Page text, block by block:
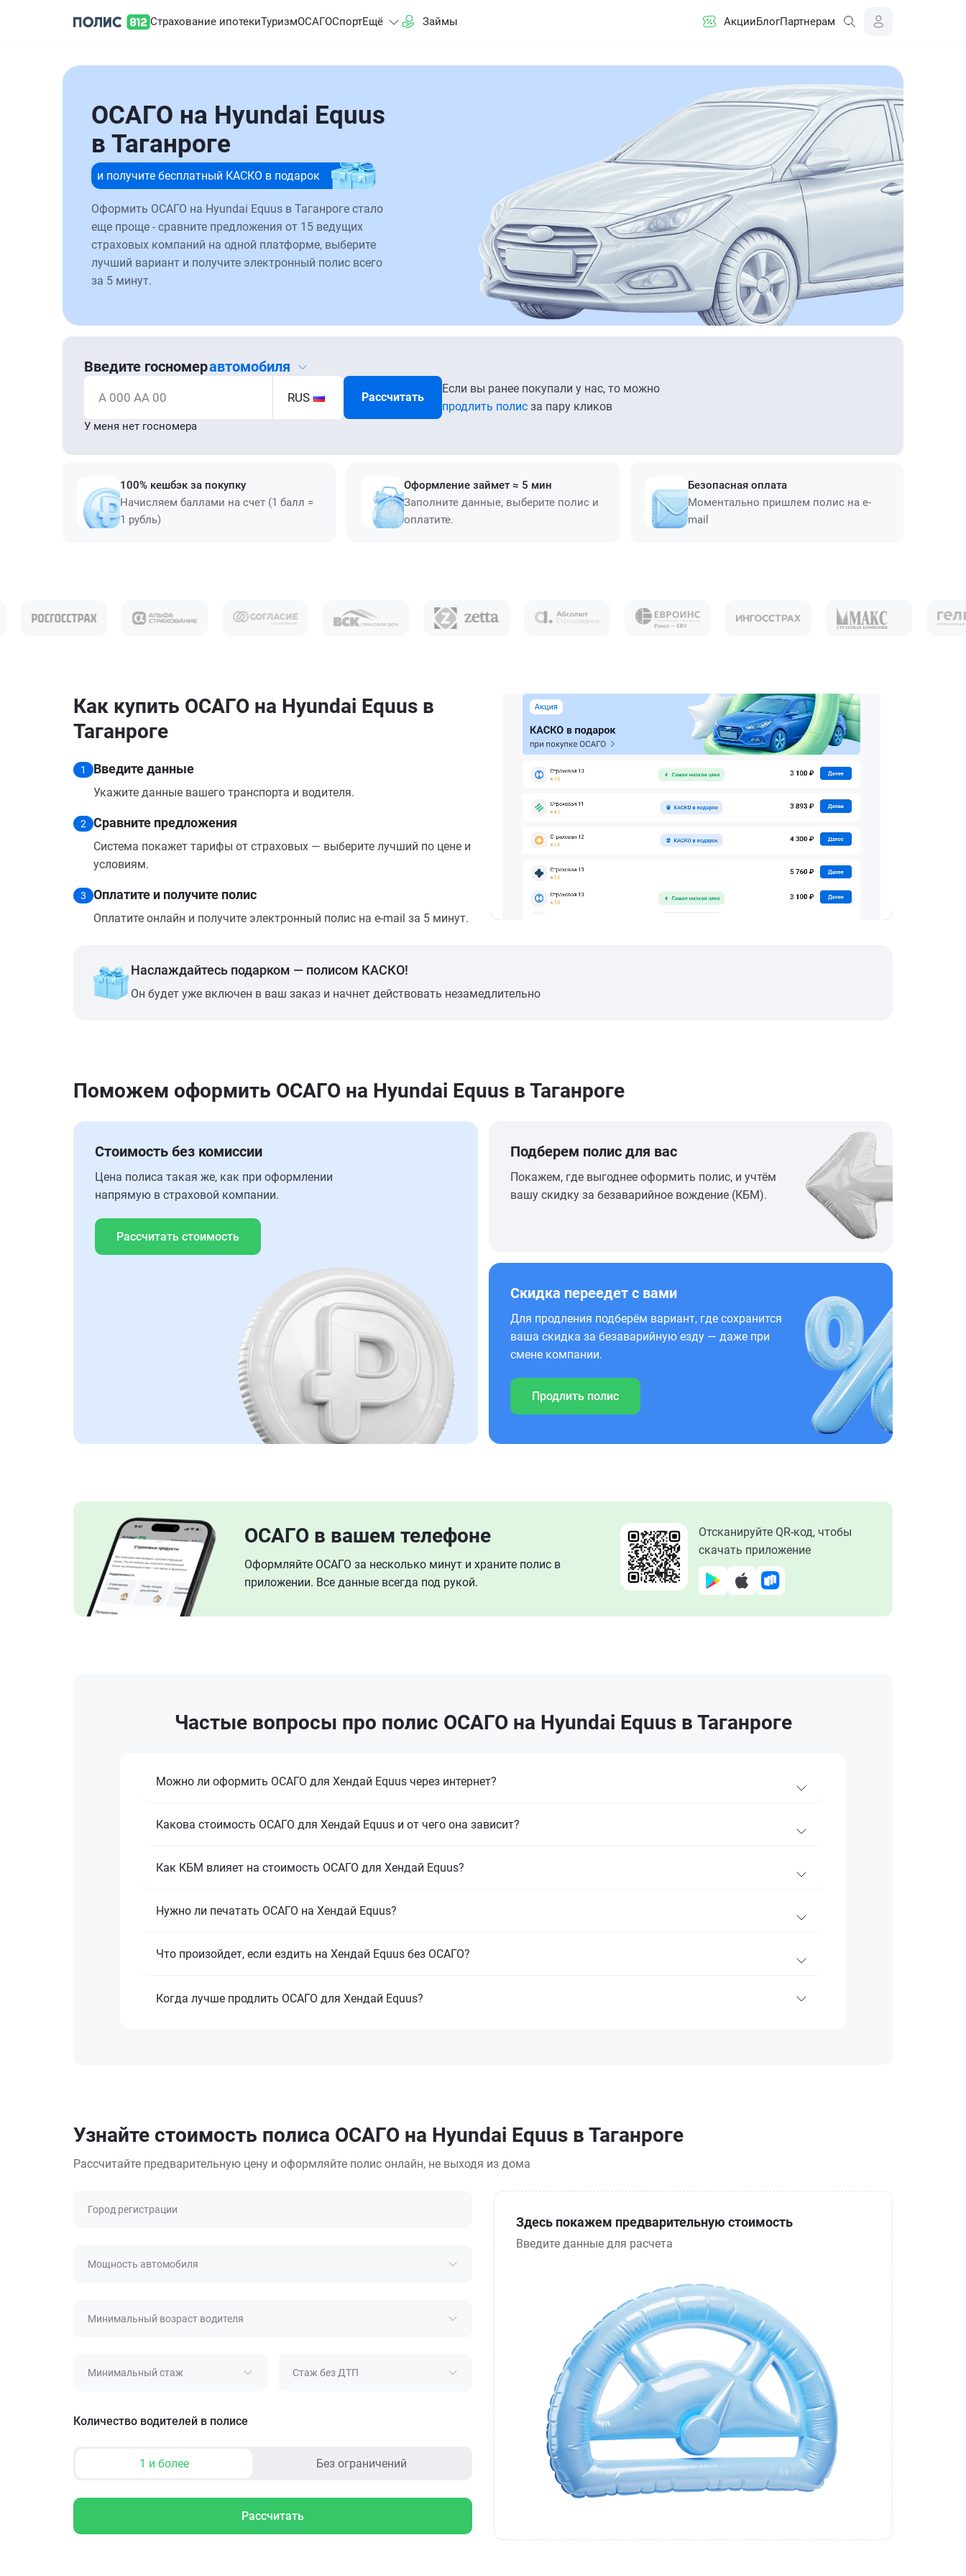
Страхование ипотекиТуризмОСАГОСпортЕщё Займы АкцииБлогПартнерам
ОСАГО на Hyundai Equus
в Таганроге
и получите бесплатный КАСКО в подарок
Оформить ОСАГО на Hyundai Equus в Таганроге стало
еще проще - сравните предложения от 15 ведущих
страховых компаний на одной платформе, выберите
лучший вариант и получите электронный полис всего
за 5 минут.
Введите госномеравтомобиля
А 000 АА 00 RUS Рассчитать
Если вы ранее покупали у нас, то можно
продлить полис за пару кликов
У меня нет госномера
100% кешбэк за покупку
Начисляем баллами на счет (1 балл =
1 рубль)
Оформление займет ≈ 5 мин
Заполните данные, выберите полис и
оплатите.
Безопасная оплата
Моментально пришлем полис на e-
mail
Как купить ОСАГО на Hyundai Equus в
Таганроге
1 Введите данные
Укажите данные вашего транспорта и водителя.
2 Сравните предложения
Система покажет тарифы от страховых — выберите лучший по цене и
условиям.
3 Оплатите и получите полис
Оплатите онлайн и получите электронный полис на e-mail за 5 минут.
Наслаждайтесь подарком — полисом КАСКО!
Он будет уже включен в ваш заказ и начнет действовать незамедлительно
Поможем оформить ОСАГО на Hyundai Equus в Таганроге
Стоимость без комиссии
Цена полиса такая же, как при оформлении
напрямую в страховой компании.
Рассчитать стоимость
Подберем полис для вас
Покажем, где выгоднее оформить полис, и учтём
вашу скидку за безаварийное вождение (КБМ).
Скидка переедет с вами
Для продления подберём вариант, где сохранится
ваша скидка за безаварийную езду — даже при
смене компании.
Продлить полис
ОСАГО в вашем телефоне
Оформляйте ОСАГО за несколько минут и храните полис в
приложении. Все данные всегда под рукой.
Отсканируйте QR-код, чтобы
скачать приложение
Частые вопросы про полис ОСАГО на Hyundai Equus в Таганроге
Можно ли оформить ОСАГО для Хендай Equus через интернет?
Какова стоимость ОСАГО для Хендай Equus и от чего она зависит?
Как КБМ влияет на стоимость ОСАГО для Хендай Equus?
Нужно ли печатать ОСАГО на Хендай Equus?
Что произойдет, если ездить на Хендай Equus без ОСАГО?
Когда лучше продлить ОСАГО для Хендай Equus?
Узнайте стоимость полиса ОСАГО на Hyundai Equus в Таганроге
Рассчитайте предварительную цену и оформляйте полис онлайн, не выходя из дома
Город регистрации
Мощность автомобиля
Минимальный возраст водителя
Минимальный стаж Стаж без ДТП
Количество водителей в полисе
1 и более Без ограничений
Рассчитать
Здесь покажем предварительную стоимость
Введите данные для расчета